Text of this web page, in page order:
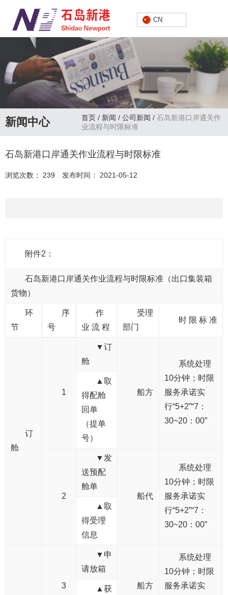
中文
CN
新闻中心 首页 / 新闻 / 公司新闻 / 石岛新港口岸通关作
业流程与时限标准
石岛新港口岸通关作业流程与时限标准
浏览次数： 239 发布时间： 2021-05-12
附件2：
石岛新港口岸通关作业流程与时限标准（出口集装箱
货物）
环
节
序
号
作
业 流 程
受理
部门
时 限 标 准
订
舱
1
▼订
舱
船方
系统处理
10分钟；时限
服务承诺实
行“5+2”“7：
30~20：00”
▲取
得配舱
回单
（提单
号）
2
▼发
送预配
舱单
船代
系统处理
10分钟；时限
服务承诺实
行“5+2”“7：
30~20：00”
▲取
得受理
信息
3
▼申
请放箱
船方
系统处理
10分钟；时限
服务承诺实
▲获